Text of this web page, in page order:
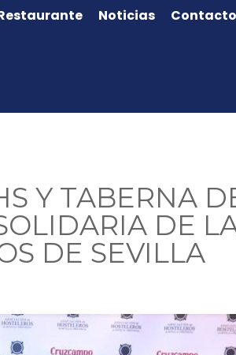
Noticias Contacto
Y TABERNA
DE
DE SEVILLA